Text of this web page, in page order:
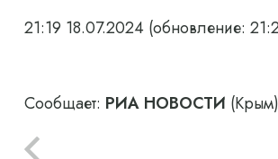
21:19 18.07.2024 (обновление:
Сообщает: РИА НОВОСТИ (Крым)